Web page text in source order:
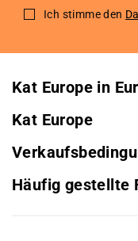
for
Ich stimme den
Kat Europe in
Kat Europe
Häufig gestellte